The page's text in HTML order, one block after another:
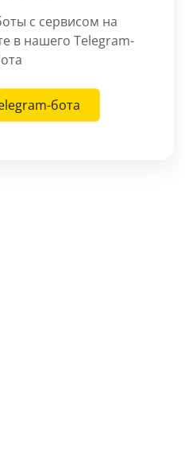
с сервисом на
в нашего Telegram-
бота